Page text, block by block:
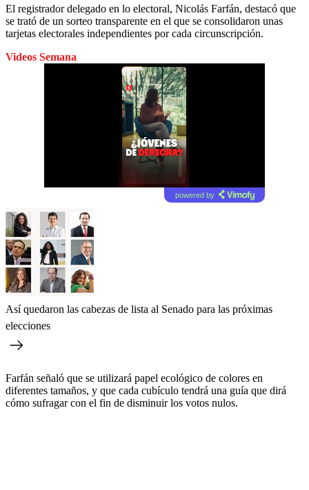
El registrador delegado en lo electoral, Nicolás Farfán, destacó que
se trató de un sorteo transparente en el que se consolidaron unas
tarjetas electorales independientes por cada circunscripción.
Videos Semana
powered by
Así quedaron las cabezas de lista al Senado para las próximas
elecciones
Farfán señaló que se utilizará papel ecológico de colores en
diferentes tamaños, y que cada cubículo tendrá una guía que dirá
cómo sufragar con el fin de disminuir los votos nulos.